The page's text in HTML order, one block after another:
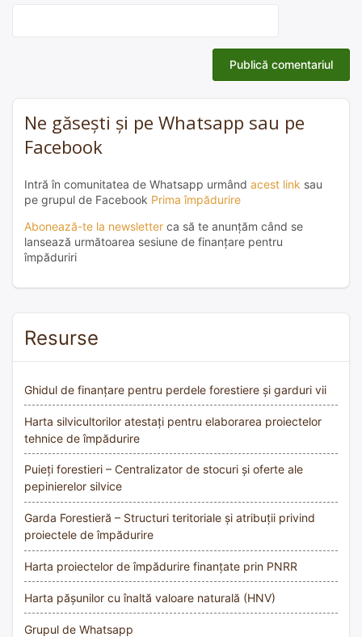
Ne găsești și pe Whatsapp sau pe
Facebook
Intră în comunitatea de Whatsapp urmând acest link sau
pe grupul de Facebook Prima împădurire
Abonează-te la newsletter ca să te anunțăm când se
lansează următoarea sesiune de finanțare pentru
împăduriri
Resurse
Ghidul de finanțare pentru perdele forestiere și garduri vii
Harta silvicultorilor atestați pentru elaborarea proiectelor
tehnice de împădurire
Puieți forestieri – Centralizator de stocuri și oferte ale
pepinierelor silvice
Garda Forestieră – Structuri teritoriale și atribuții privind
proiectele de împădurire
Harta proiectelor de împădurire finanțate prin PNRR
Harta pășunilor cu înaltă valoare naturală (HNV)
Grupul de Whatsapp